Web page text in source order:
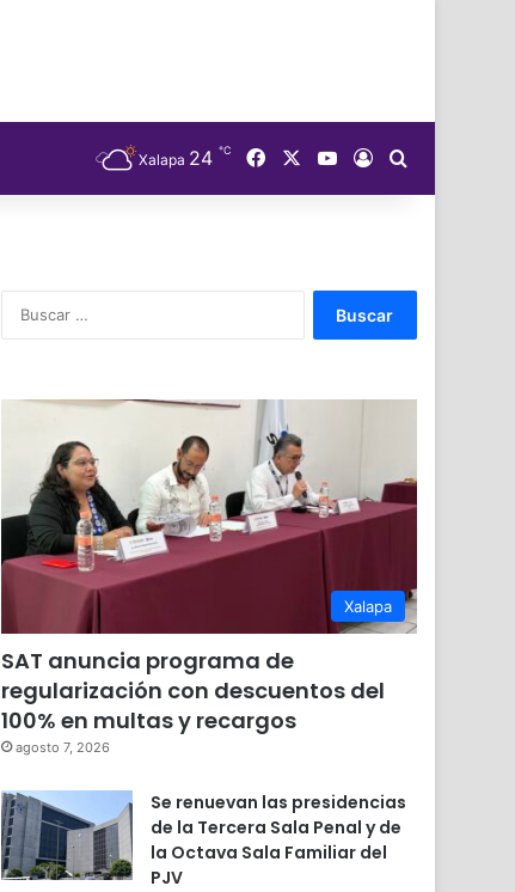
Xalapa 24 ℃ FacebookYouTube
Acceso
Xalapa
SAT anuncia programa de
regularización con descuentos del
100% en multas y recargos
agosto 7, 2026
Se renuevan las presidencias
de la Tercera Sala Penal y de
la Octava Sala Familiar del
PJV